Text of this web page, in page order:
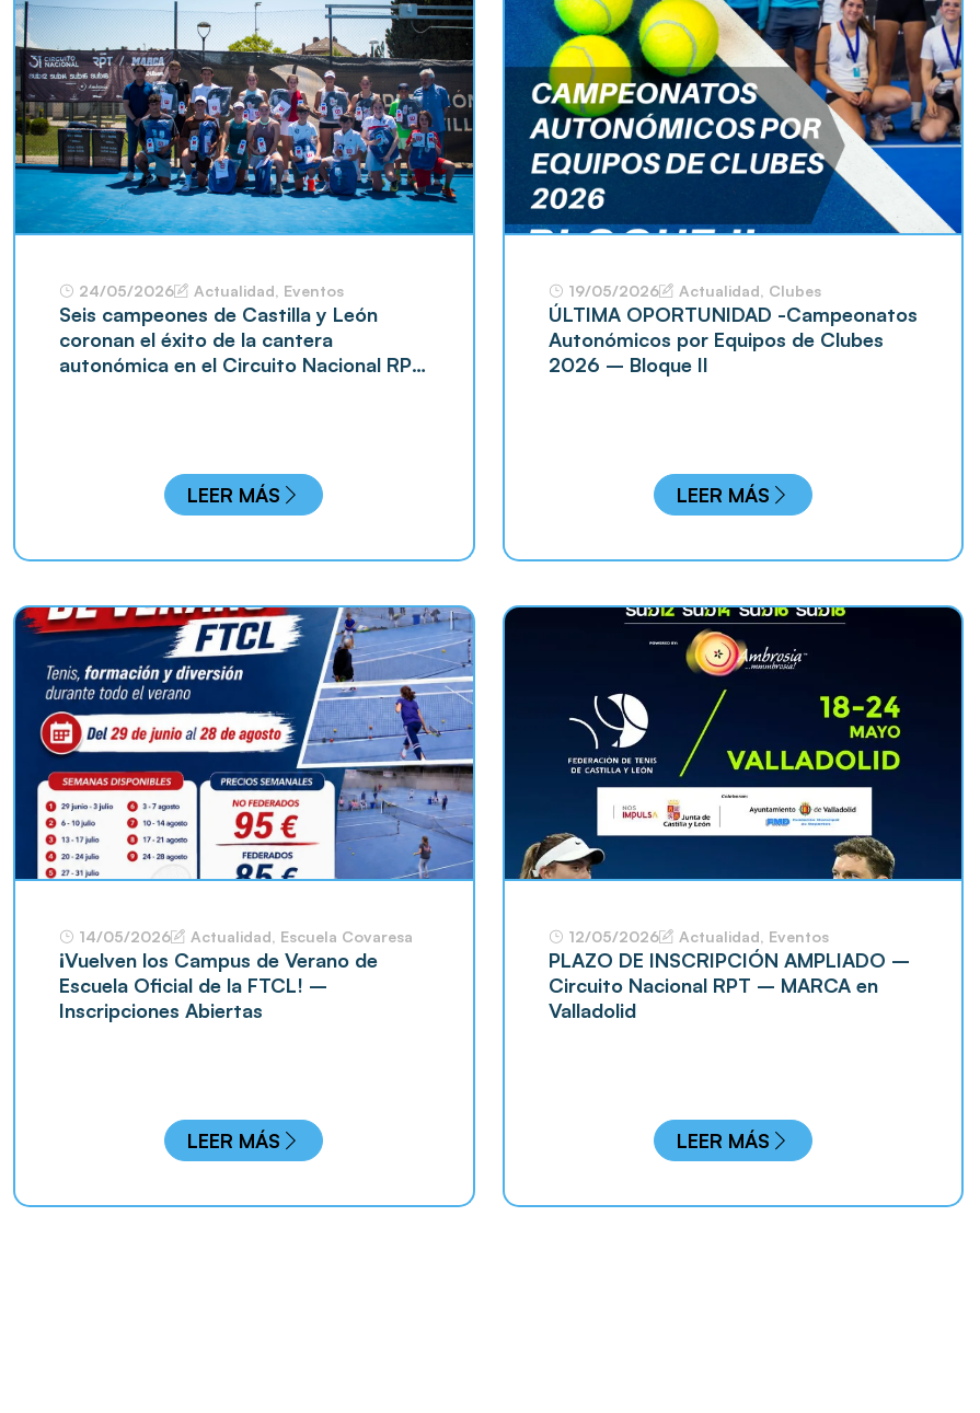
24/05/2026 Actualidad, Eventos
Seis campeones de Castilla y León
coronan el éxito de la cantera
autonómica en el Circuito Nacional RPT
LEER MÁS
19/05/2026 Actualidad, Clubes
ÚLTIMA OPORTUNIDAD -Campeonatos
Autonómicos por Equipos de Clubes
2026 – Bloque II
LEER MÁS
14/05/2026 Actualidad, Escuela Covaresa
¡Vuelven los Campus de Verano de
Escuela Oficial de la FTCL! –
Inscripciones Abiertas
LEER MÁS
12/05/2026 Actualidad, Eventos
PLAZO DE INSCRIPCIÓN AMPLIADO –
Circuito Nacional RPT – MARCA en
Valladolid
LEER MÁS